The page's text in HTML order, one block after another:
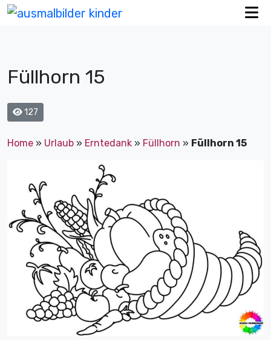
Füllhorn 15
127
Home » Urlaub » Erntedank » Füllhorn » Füllhorn 15